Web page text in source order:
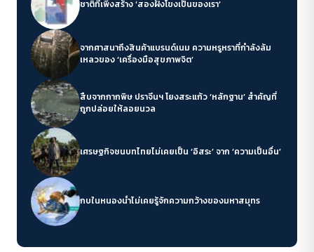
ชาติที่เพิ่งสร้าง ‘สองฝั่งโขงเป็นของเรา’
จากศาสนาถึงสินค้าแบรนด์เนม ความหรูหราที่กำลังล้ม
เหลวของ ‘เครื่องมือสุขภาพจิต’
สืบจากกากพิษ ปราจีนฯ โยงสระแก้ว ‘หลักฐาน’ สำคัญที่
ถูกปล่อยให้ลอยนวล
เศรษฐกิจชนบทไทยไม่เคยเป็น ‘อิสระ’ จาก ‘ความเป็นอื่น’
กบในหนองน้ำไม่เคยรู้จักความกว้างของมหาสมุทร